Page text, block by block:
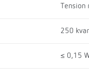
Tension
250 kvar
≤ 0,15